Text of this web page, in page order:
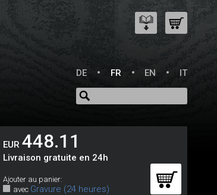
DE
FR EN IT
EUR 448.11
Livraison gratuite en 24h
Ajouter au panier:
avec Gravure (24 heures)